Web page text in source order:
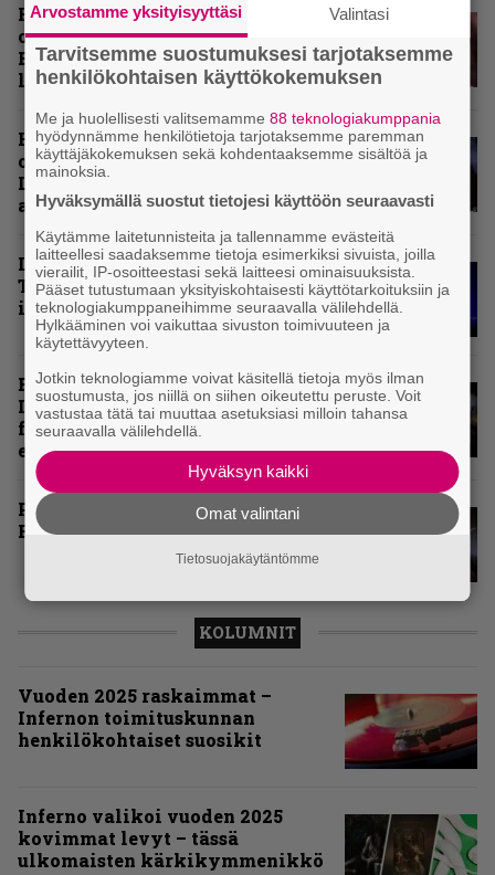
Hellsinki Metal Festival kuvina,
osa 2: Opeth, Misþyrming,
Eluveitie, Triptykon ja muita
lauantain esiintyjiä
Hellsinki Metal Festival kuvina,
osa 1 – Accept, Carcass, Black
Label Society ja muita
avauspäivän esiintyjiä
Livearvio: Loppuunmyyty
Tavastia saatteli Sepulturan
ikiuneen
Rokki Raikasi Tampereella –
Infernon neljä väkevää nostoa
festarin kakkospäivän
esityksistä
Paluu vanhaan liittoon – Arch
Enemy Tavastialla
KOLUMNIT
Vuoden 2025 raskaimmat –
Infernon toimituskunnan
henkilökohtaiset suosikit
Inferno valikoi vuoden 2025
kovimmat levyt – tässä
ulkomaisten kärkikymmenikkö
Arvostamme yksityisyyttäsi Valintasi
Tarvitsemme suostumuksesi tarjotaksemme
henkilökohtaisen käyttökokemuksen
Me ja huolellisesti valitsemamme88 teknologiakumppania
hyödynnämme henkilötietoja tarjotaksemme paremman
käyttäjäkokemuksen sekä kohdentaaksemme sisältöä ja
mainoksia.
Hyväksymällä suostut tietojesi käyttöön seuraavasti
Käytämme laitetunnisteita ja tallennamme evästeitä
laitteellesi saadaksemme tietoja esimerkiksi sivuista, joilla
vierailit, IP-osoitteestasi sekä laitteesi ominaisuuksista.
Pääset tutustumaan yksityiskohtaisesti käyttötarkoituksiin ja
teknologiakumppaneihimme seuraavalla välilehdellä.
Hylkääminen voi vaikuttaa sivuston toimivuuteen ja
käytettävyyteen.
Jotkin teknologiamme voivat käsitellä tietoja myös ilman
suostumusta, jos niillä on siihen oikeutettu peruste. Voit
vastustaa tätä tai muuttaa asetuksiasi milloin tahansa
seuraavalla välilehdellä.
Hyväksyn kaikki
Omat valintani
Tietosuojakäytäntömme